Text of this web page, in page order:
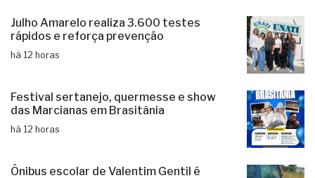
Julho Amarelo realiza 3.600 testes
rápidos e reforça prevenção
há 12 horas
Festival sertanejo, quermesse e show
das Marcianas em Brasitânia
há 12 horas
Ônibus escolar de Valentim Gentil é